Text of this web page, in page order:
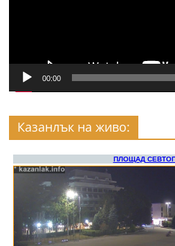
00:00
Казанлък на живо: